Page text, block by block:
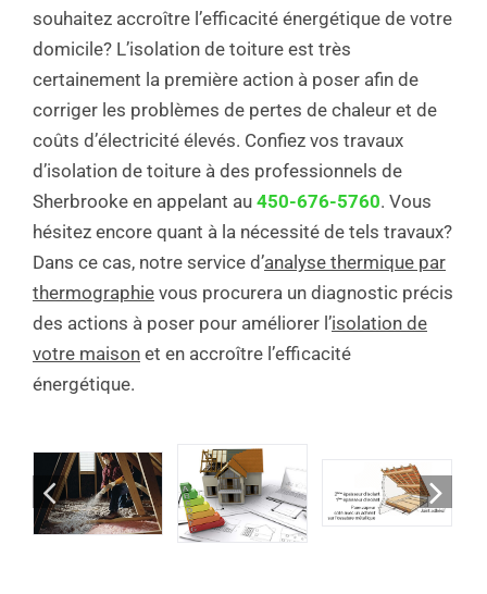
souhaitez accroître l’efficacité énergétique de votre
domicile? L’isolation de toiture est très
certainement la première action à poser afin de
corriger les problèmes de pertes de chaleur et de
coûts d’électricité élevés. Confiez vos travaux
d’isolation de toiture à des professionnels de
Sherbrooke en appelant au 450-676-5760. Vous
hésitez encore quant à la nécessité de tels travaux?
Dans ce cas, notre service d’analyse thermique par
thermographie vous procurera un diagnostic précis
des actions à poser pour améliorer l’isolation de
votre maison et en accroître l’efficacité
énergétique.